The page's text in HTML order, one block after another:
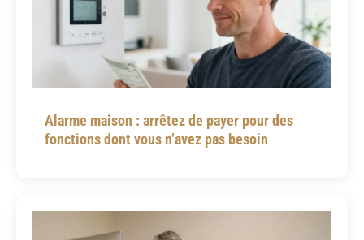
Alarme maison : arrêtez de payer pour des
fonctions dont vous n’avez pas besoin